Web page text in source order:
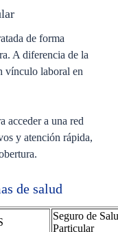
de forma
A diferencia de la
vínculo laboral en
acceder a una red
y atención rápida,
de salud
Seguro de
Particular